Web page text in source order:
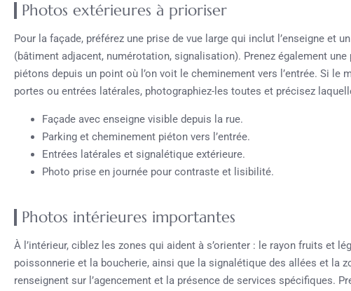
Photos extérieures à prioriser
Pour la façade, préférez une prise de vue large qui inclut l’enseigne et
(bâtiment adjacent, numérotation, signalisation). Prenez également
piétons depuis un point où l’on voit le cheminement vers l’entrée. Si le
portes ou entrées latérales, photographiez-les toutes et précisez
Façade avec enseigne visible depuis la rue.
Parking et cheminement piéton vers l’entrée.
Entrées latérales et signalétique extérieure.
Photo prise en journée pour contraste et lisibilité.
Photos intérieures importantes
À l’intérieur, ciblez les zones qui aident à s’orienter : le rayon fruits et
poissonnerie et la boucherie, ainsi que la signalétique des allées et la
renseignent sur l’agencement et la présence de services spécifiques.